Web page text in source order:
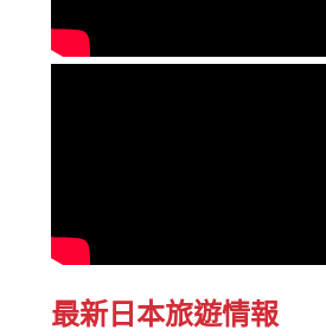
最新日本旅遊情報